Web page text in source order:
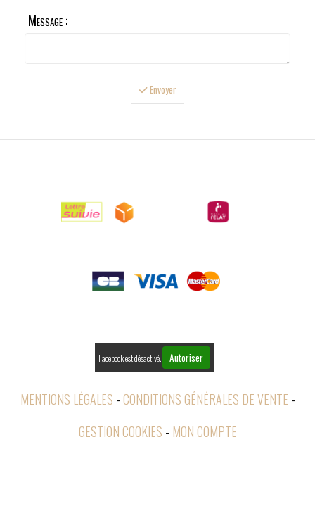
Message :
Envoyer
Facebook est désactivé. Autoriser
MENTIONS LÉGALES CONDITIONS GÉNÉRALES DE VENTE
GESTION COOKIES
MON COMPTE